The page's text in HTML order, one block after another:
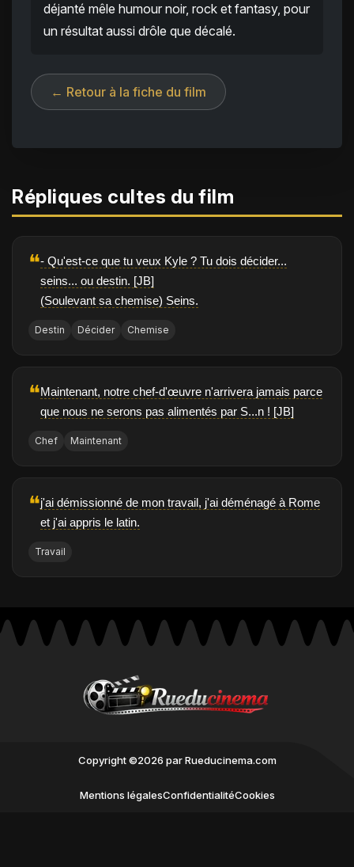
déjanté mêle humour noir, rock et fantasy, pour
un résultat aussi drôle que décalé.
← Retour à la fiche du film
Répliques cultes du film
❝- Qu'est-ce que tu veux Kyle ? Tu dois décider...
seins... ou destin. [JB]
(Soulevant sa chemise) Seins.
Destin Décider Chemise
❝Maintenant, notre chef-d'œuvre n'arrivera jamais parce
que nous ne serons pas alimentés par S...n ! [JB]
Chef Maintenant
❝j'ai démissionné de mon travail, j'ai déménagé à Rome
et j'ai appris le latin.
Travail
Copyright ©2026 par Rueducinema.com
Mentions légalesConfidentialitéCookies